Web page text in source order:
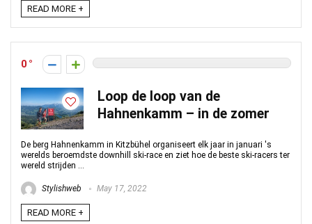
READ MORE +
0
Loop de loop van de
Hahnenkamm – in de zomer
De berg Hahnenkamm in Kitzbühel organiseert elk jaar in januari 's
werelds beroemdste downhill ski-race en ziet hoe de beste ski-racers ter
wereld strijden ...
Stylishweb May 17, 2022
READ MORE +